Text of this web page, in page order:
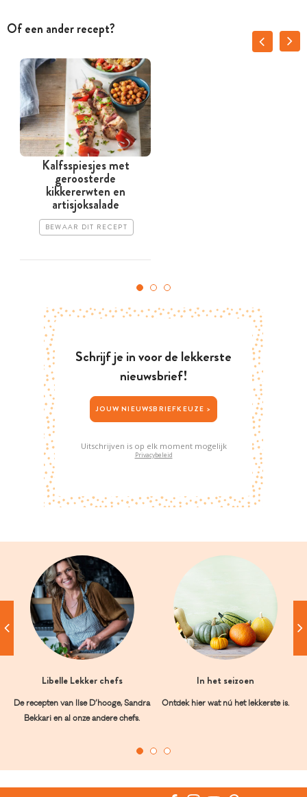
Of een ander recept?
Kalfsspiesjes met
geroosterde
kikkererwten en
artisjoksalade
BEWAAR DIT RECEPT
Schrijf je in voor de lekkerste
nieuwsbrief!
JOUW NIEUWSBRIEFKEUZE >
Uitschrijven is op elk moment mogelijk
Privacybeleid
Libelle Lekker chefs
De recepten van Ilse D’hooge, Sandra
Bekkari en al onze andere chefs.
In het seizoen
Ontdek hier wat nú het lekkerste is.